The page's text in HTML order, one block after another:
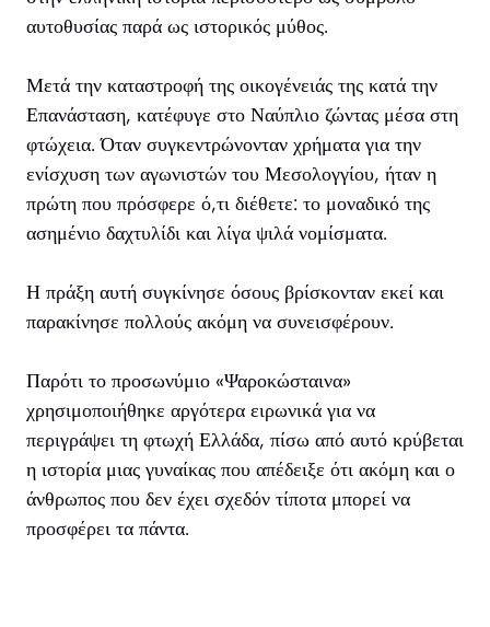
αυτοθυσίας παρά ως ιστορικός μύθος.
Μετά την καταστροφή της οικογένειάς της κατά την
Επανάσταση, κατέφυγε στο Ναύπλιο ζώντας μέσα στη
φτώχεια. Όταν συγκεντρώνονταν χρήματα για την
ενίσχυση των αγωνιστών του Μεσολογγίου, ήταν η
πρώτη που πρόσφερε ό,τι διέθετε: το μοναδικό της
ασημένιο δαχτυλίδι και λίγα ψιλά νομίσματα.
Η πράξη αυτή συγκίνησε όσους βρίσκονταν εκεί και
παρακίνησε πολλούς ακόμη να συνεισφέρουν.
Παρότι το προσωνύμιο «Ψαροκώσταινα»
χρησιμοποιήθηκε αργότερα ειρωνικά για να
περιγράψει τη φτωχή Ελλάδα, πίσω από αυτό κρύβεται
η ιστορία μιας γυναίκας που απέδειξε ότι ακόμη και ο
άνθρωπος που δεν έχει σχεδόν τίποτα μπορεί να
προσφέρει τα πάντα.